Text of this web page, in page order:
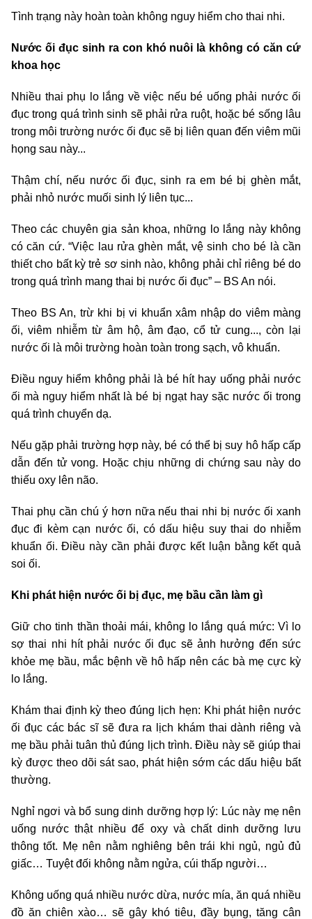
Tình trạng này hoàn toàn không nguy hiểm cho thai nhi.
Nước ối đục sinh ra con khó nuôi là không có căn cứ
khoa học
Nhiều thai phụ lo lắng về việc nếu bé uống phải nước ối
đục trong quá trình sinh sẽ phải rửa ruột, hoặc bé sống lâu
trong môi trường nước ối đục sẽ bị liên quan đến viêm mũi
họng sau này...
Thậm chí, nếu nước ối đục, sinh ra em bé bị ghèn mắt,
phải nhỏ nước muối sinh lý liên tục...
Theo các chuyên gia sản khoa, những lo lắng này không
có căn cứ. “Việc lau rửa ghèn mắt, vệ sinh cho bé là cần
thiết cho bất kỳ trẻ sơ sinh nào, không phải chỉ riêng bé do
trong quá trình mang thai bị nước ối đục” – BS An nói.
Theo BS An, trừ khi bị vi khuẩn xâm nhập do viêm màng
ối, viêm nhiễm từ âm hộ, âm đạo, cổ tử cung..., còn lại
nước ối là môi trường hoàn toàn trong sạch, vô khuẩn.
Điều nguy hiểm không phải là bé hít hay uống phải nước
ối mà nguy hiểm nhất là bé bị ngạt hay sặc nước ối trong
quá trình chuyển dạ.
Nếu gặp phải trường hợp này, bé có thể bị suy hô hấp cấp
dẫn đến tử vong. Hoặc chịu những di chứng sau này do
thiếu oxy lên não.
Thai phụ cần chú ý hơn nữa nếu thai nhi bị nước ối xanh
đục đi kèm cạn nước ối, có dấu hiệu suy thai do nhiễm
khuẩn ối. Điều này cần phải được kết luận bằng kết quả
soi ối.
Khi phát hiện nước ối bị đục, mẹ bầu cần làm gì
Giữ cho tinh thần thoải mái, không lo lắng quá mức: Vì lo
sợ thai nhi hít phải nước ối đục sẽ ảnh hưởng đến sức
khỏe mẹ bầu, mắc bệnh về hô hấp nên các bà mẹ cực kỳ
lo lắng.
Khám thai định kỳ theo đúng lịch hẹn: Khi phát hiện nước
ối đục các bác sĩ sẽ đưa ra lịch khám thai dành riêng và
mẹ bầu phải tuân thủ đúng lịch trình. Điều này sẽ giúp thai
kỳ được theo dõi sát sao, phát hiện sớm các dấu hiệu bất
thường.
Nghỉ ngơi và bổ sung dinh dưỡng hợp lý: Lúc này mẹ nên
uống nước thật nhiều để oxy và chất dinh dưỡng lưu
thông tốt. Mẹ nên nằm nghiêng bên trái khi ngủ, ngủ đủ
giấc… Tuyệt đối không nằm ngửa, cúi thấp người…
Không uống quá nhiều nước dừa, nước mía, ăn quá nhiều
đồ ăn chiên xào… sẽ gây khó tiêu, đầy bụng, tăng cân